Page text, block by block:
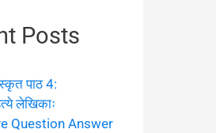
Posts
पाठ 4:
लेखिकाः
Question Answer